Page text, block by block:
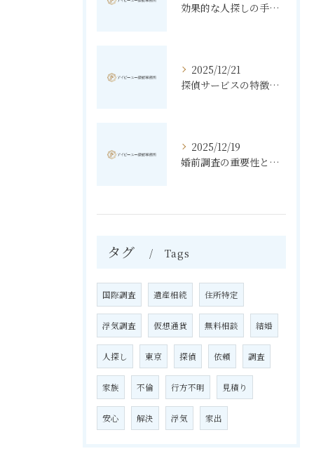
効果的な人探しの手法とその秘訣
2025/12/21
探偵サービスの特徴と無料相談の利点
2025/12/19
婚前調査の重要性と進め方
タグ Tags
国際調査 遺産相続 住所特定
浮気調査 仮想通貨 無料相談 結婚
人探し 東京 探偵 依頼 調査
家族 不倫 行方不明 見積り
安心 解決 浮気 家出